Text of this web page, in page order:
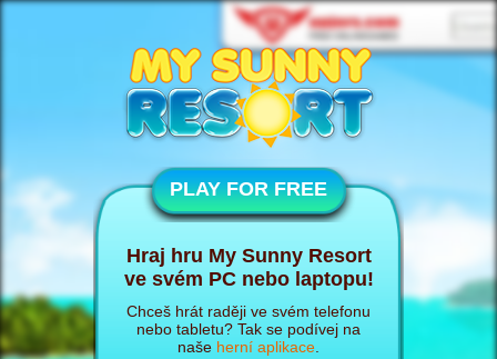
PLAY FOR FREE
Hraj hru My Sunny Resort
ve svém PC nebo laptopu!
Chceš hrát raději ve svém telefonu
nebo tabletu? Tak se podívej na
naše herní aplikace